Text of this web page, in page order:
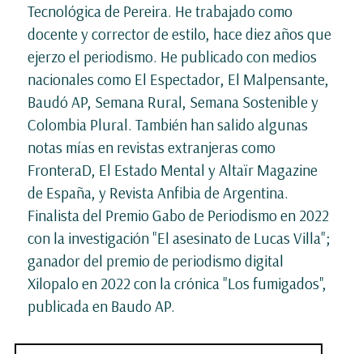
Tecnológica de Pereira. He trabajado como
docente y corrector de estilo, hace diez años que
ejerzo el periodismo. He publicado con medios
nacionales como El Espectador, El Malpensante,
Baudó AP, Semana Rural, Semana Sostenible y
Colombia Plural. También han salido algunas
notas mías en revistas extranjeras como
FronteraD, El Estado Mental y Altaïr Magazine
de España, y Revista Anfibia de Argentina.
Finalista del Premio Gabo de Periodismo en 2022
con la investigación "El asesinato de Lucas Villa";
ganador del premio de periodismo digital
Xilopalo en 2022 con la crónica "Los fumigados",
publicada en Baudo AP.